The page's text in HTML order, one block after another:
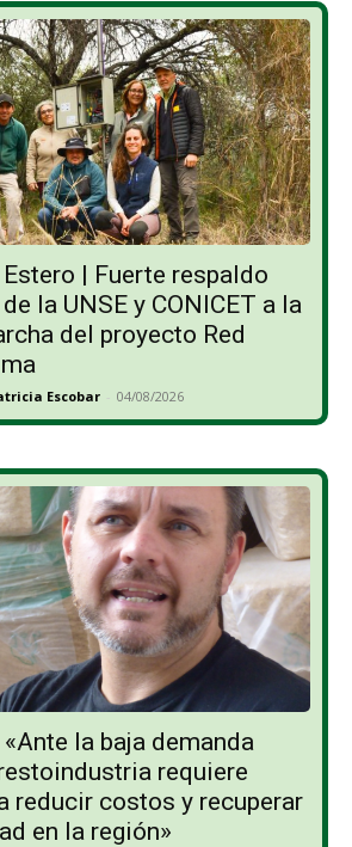
| Fuerte respaldo
la UNSE y CONICET a la
del proyecto Red
Escobar - 04/08/2026
la baja demanda
requiere
reducir costos y recuperar
en la región»